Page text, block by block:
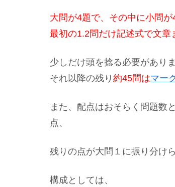
大問が4題で、その中に小問が
最初の1.2問だけ記述式で文章
少しだけ頭を捻る必要がありま
それ以降の残り 約45問はマー
また、配点はおそらく問題数
点、
残りの点が大問１に振り分け
構成としては、